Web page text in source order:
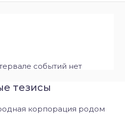
событий нет
тезисы
корпорация родом